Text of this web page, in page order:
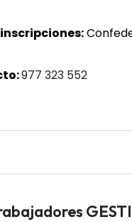
977 323 552